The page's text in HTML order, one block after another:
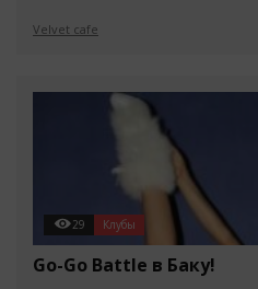
Velvet cafe
29 Клубы
Go-Go Battle в Баку!